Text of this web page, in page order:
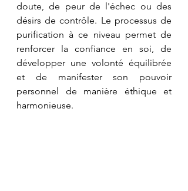
doute, de peur de l'échec ou des
désirs de contrôle. Le processus de
purification à ce niveau permet de
renforcer la confiance en soi, de
développer une volonté équilibrée
et de manifester son pouvoir
personnel de manière éthique et
harmonieuse.